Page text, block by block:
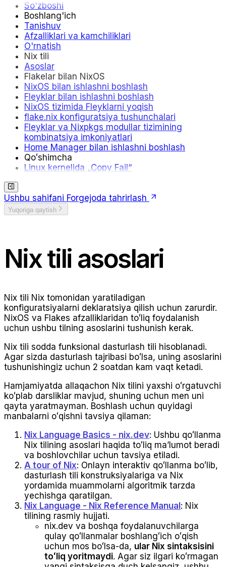
26.05
Jadval
So'zboshi
Boshlang'ich
Tanishuv
Afzalliklari va kamchiliklari
O'rnatish
Nix tili
Asoslar
Flakelar bilan NixOS
NixOS bilan ishlashni boshlash
Fleyklar bilan ishlashni boshlash
NixOS tizimida Fleyklarni yoqish
flake.nix konfiguratsiya tushunchalari
Fleyklar va Nixpkgs modullar tizimining
kombinatsiya imkoniyatlari
Home Manager bilan ishlashni boshlash
Qoʻshimcha
Linux kernelida „Copy Fail“
Ushbu sahifani Forgejoda tahrirlash
Yuqoriga qaytish
Nix tili asoslari
Nix tili Nix tomonidan yaratiladigan
konfiguratsiyalarni deklaratsiya qilish uchun zarurdir.
NixOS va Flakes afzalliklaridan toʻliq foydalanish
uchun ushbu tilning asoslarini tushunish kerak.
Nix tili sodda funksional dasturlash tili hisoblanadi.
Agar sizda dasturlash tajribasi boʻlsa, uning asoslarini
tushunishingiz uchun 2 soatdan kam vaqt ketadi.
Hamjamiyatda allaqachon Nix tilini yaxshi oʻrgatuvchi
koʻplab darsliklar mavjud, shuning uchun men uni
qayta yaratmayman. Boshlash uchun quyidagi
manbalarni oʻqishni tavsiya qilaman:
Nix Language Basics - nix.dev: Ushbu qoʻllanma
Nix tilining asoslari haqida toʻliq maʼlumot beradi
va boshlovchilar uchun tavsiya etiladi.
A tour of Nix: Onlayn interaktiv qoʻllanma boʻlib,
dasturlash tili konstruksiyalariga va Nix
yordamida muammolarni algoritmik tarzda
yechishga qaratilgan.
Nix Language - Nix Reference Manual: Nix
tilining rasmiy hujjati.
nix.dev va boshqa foydalanuvchilarga
qulay qoʻllanmalar boshlangʻich oʻqish
uchun mos boʻlsa-da, ular Nix sintaksisini
toʻliq yoritmaydi. Agar siz ilgari koʻrmagan